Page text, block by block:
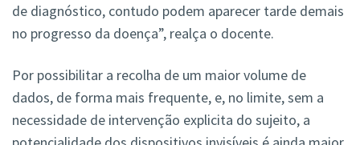
de diagnóstico, contudo podem aparecer tarde demais
no progresso da doença”, realça o docente.
Por possibilitar a recolha de um maior volume de
dados, de forma mais frequente, e, no limite, sem a
necessidade de intervenção explicita do sujeito, a